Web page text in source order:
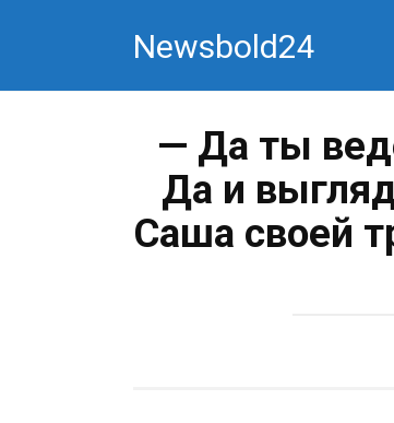
Newsbold24
— Да ты
Да и
Саша своей